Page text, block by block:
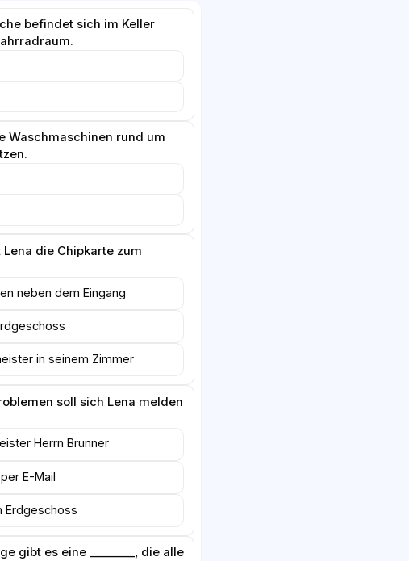
befindet sich im Keller
Waschmaschinen rund um
Lena die Chipkarte zum
neben dem Eingang
in seinem Zimmer
soll sich Lena melden
Herrn Brunner
E-Mail
Erdgeschoss
gibt es eine ________, die alle